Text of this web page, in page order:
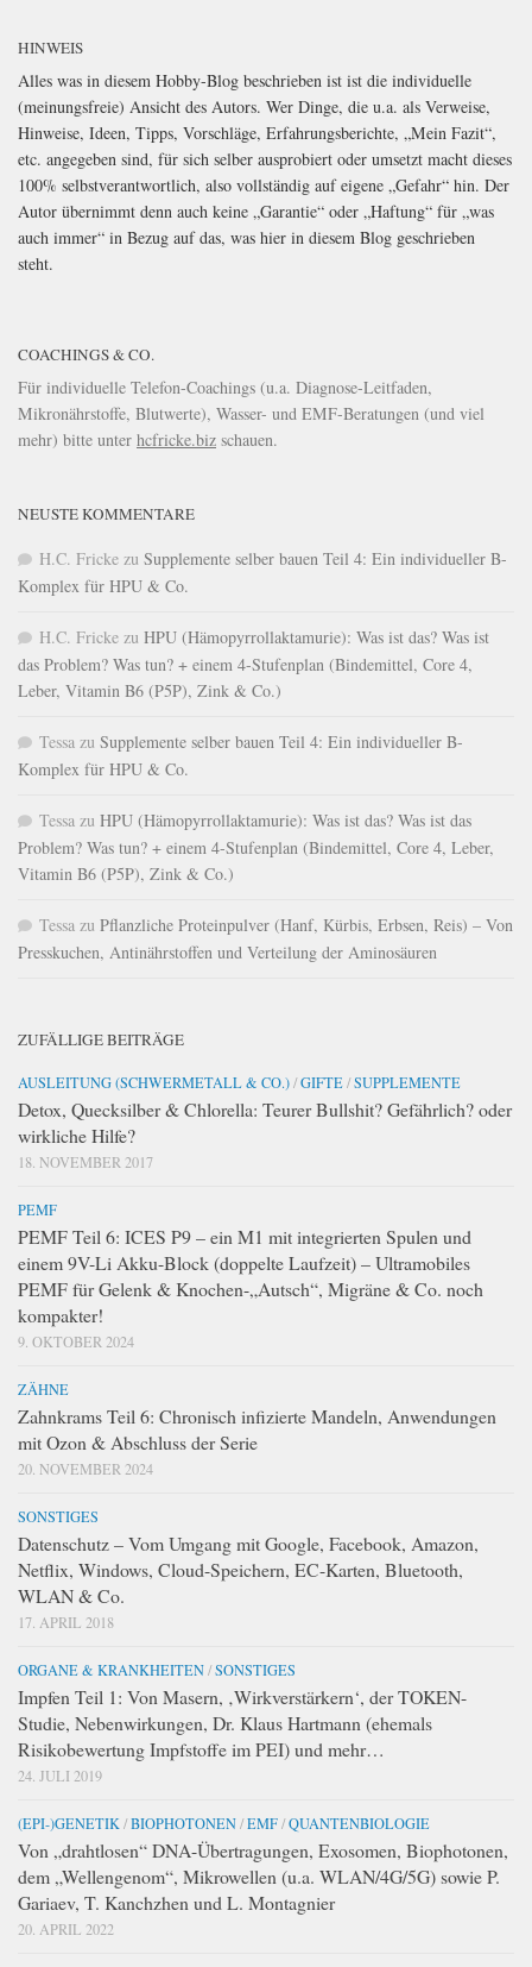
HINWEIS
Alles was in diesem Hobby-Blog beschrieben ist ist die individuelle
(meinungsfreie) Ansicht des Autors. Wer Dinge, die u.a. als Verweise,
Hinweise, Ideen, Tipps, Vorschläge, Erfahrungsberichte, „Mein Fazit“,
etc. angegeben sind, für sich selber ausprobiert oder umsetzt macht dieses
100% selbstverantwortlich, also vollständig auf eigene „Gefahr“ hin. Der
Autor übernimmt denn auch keine „Garantie“ oder „Haftung“ für „was
auch immer“ in Bezug auf das, was hier in diesem Blog geschrieben
steht.
COACHINGS & CO.
Für individuelle Telefon-Coachings (u.a. Diagnose-Leitfaden,
Mikronährstoffe, Blutwerte), Wasser- und EMF-Beratungen (und viel
mehr) bitte unter hcfricke.biz schauen.
NEUSTE KOMMENTARE
H.C. Fricke zu Supplemente selber bauen Teil 4: Ein individueller B-
Komplex für HPU & Co.
H.C. Fricke zu HPU (Hämopyrrollaktamurie): Was ist das? Was ist
das Problem? Was tun? + einem 4-Stufenplan (Bindemittel, Core 4,
Leber, Vitamin B6 (P5P), Zink & Co.)
Tessa zu Supplemente selber bauen Teil 4: Ein individueller B-
Komplex für HPU & Co.
Tessa zu HPU (Hämopyrrollaktamurie): Was ist das? Was ist das
Problem? Was tun? + einem 4-Stufenplan (Bindemittel, Core 4, Leber,
Vitamin B6 (P5P), Zink & Co.)
Tessa zu Pflanzliche Proteinpulver (Hanf, Kürbis, Erbsen, Reis) – Von
Presskuchen, Antinährstoffen und Verteilung der Aminosäuren
ZUFÄLLIGE BEITRÄGE
AUSLEITUNG (SCHWERMETALL & CO.)/GIFTE/SUPPLEMENTE
Detox, Quecksilber & Chlorella: Teurer Bullshit? Gefährlich? oder
wirkliche Hilfe?
18. NOVEMBER 2017
PEMF
PEMF Teil 6: ICES P9 – ein M1 mit integrierten Spulen und
einem 9V-Li Akku-Block (doppelte Laufzeit) – Ultramobiles
PEMF für Gelenk & Knochen-„Autsch“, Migräne & Co. noch
kompakter!
9. OKTOBER 2024
ZÄHNE
Zahnkrams Teil 6: Chronisch infizierte Mandeln, Anwendungen
mit Ozon & Abschluss der Serie
20. NOVEMBER 2024
SONSTIGES
Datenschutz – Vom Umgang mit Google, Facebook, Amazon,
Netflix, Windows, Cloud-Speichern, EC-Karten, Bluetooth,
WLAN & Co.
17. APRIL 2018
ORGANE & KRANKHEITEN/SONSTIGES
Impfen Teil 1: Von Masern, ‚Wirkverstärkern‘, der TOKEN-
Studie, Nebenwirkungen, Dr. Klaus Hartmann (ehemals
Risikobewertung Impfstoffe im PEI) und mehr…
24. JULI 2019
(EPI-)GENETIK /BIOPHOTONEN/EMF/QUANTENBIOLOGIE
Von „drahtlosen“ DNA-Übertragungen, Exosomen, Biophotonen,
dem „Wellengenom“, Mikrowellen (u.a. WLAN/4G/5G) sowie P.
Gariaev, T. Kanchzhen und L. Montagnier
20. APRIL 2022